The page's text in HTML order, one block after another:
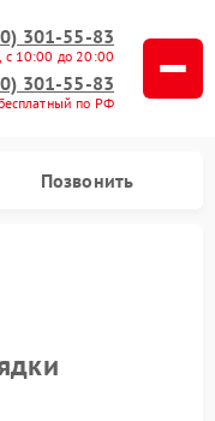
301-55-83
с 10:00 до 20:00
301-55-83
по РФ
Позвонить